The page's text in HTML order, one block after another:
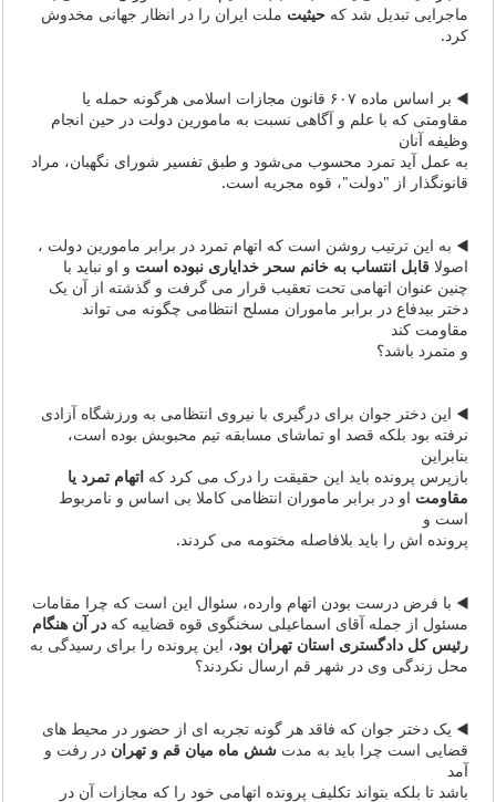
ماجرایی تبدیل شد کهحیثیت ملت ایران را در انظار جهانی مخدوش
کرد.
◀️ بر اساس ماده ۶۰۷ قانون مجازات اسلامی هرگونه حمله یا
مقاومتی که با علم و آگاهی نسبت به مامورین دولت در حین انجام
وظیفه آنان
به عمل آید تمرد محسوب می‌شود و‌ طبق تفسیر شورای نگهبان، مراد
قانونگذار از "دولت"، قوه مجریه است.
◀️ به این ترتیب روشن است که اتهام تمرد در برابر مامورین دولت ،
اصولاقابل انتساب به خانم سحر خدایاری نبوده است و او نباید با
چنین عنوان اتهامی تحت تعقیب قرار می گرفت و گذشته از آن یک
دختر بیدفاع در برابر ماموران مسلح انتظامی چگونه می تواند
مقاومت کند
و متمرد باشد؟
◀️ این دختر جوان برای درگیری با نیروی انتظامی به ورزشگاه آزادی
نرفته بود بلکه قصد او تماشای مسابقه تیم محبوبش بوده است،
بنابراین
بازپرس پرونده باید این حقیقت را درک می کرد که اتهام تمرد یا
مقاومت او در برابر ماموران انتظامی کاملا بی اساس و نامربوط
است و
پرونده اش را باید بلافاصله مختومه می کردند.
◀️ با فرض درست بودن اتهام وارده، سئوال این است که چرا مقامات
مسئول از جمله آقای اسماعیلی سخنگوی قوه قضاییه کهدر آن هنگام
رئیس کل دادگستری استان تهران بود، این پرونده را برای رسیدگی به
محل زندگی وی در شهر قم ارسال نکردند؟
◀️ یک دختر جوان که فاقد هر گونه تجربه ای از حضور در محیط های
قضایی است چرا باید به مدتشش ماه میان قم و تهران در رفت و
آمد
باشد تا بلکه بتواند تکلیف پرونده اتهامی خود را که مجازات آن در